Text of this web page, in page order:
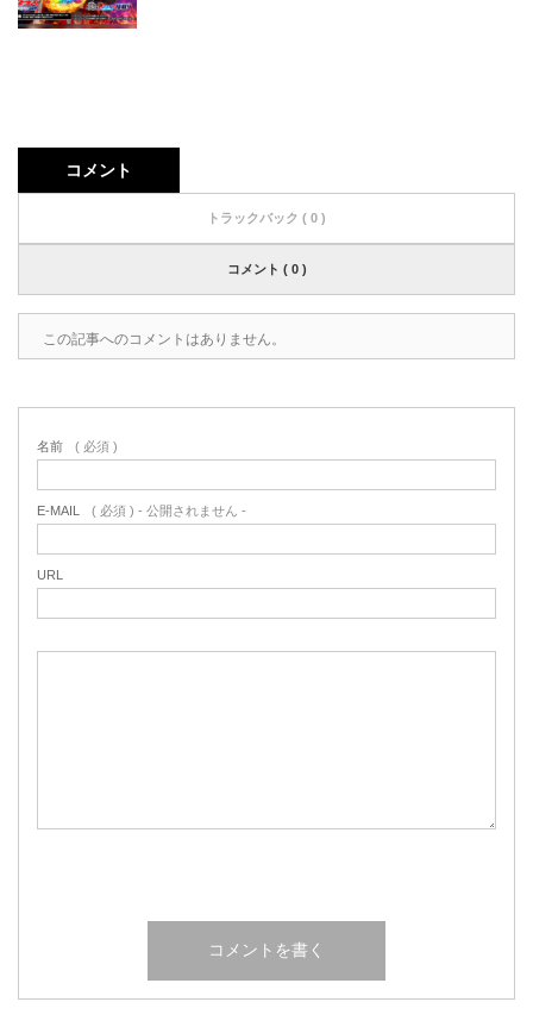
コメント
トラックバック ( 0 )
コメント ( 0 )
この記事へのコメントはありません。
名前 ( 必須 )
E-MAIL ( 必須 ) - 公開されません -
URL